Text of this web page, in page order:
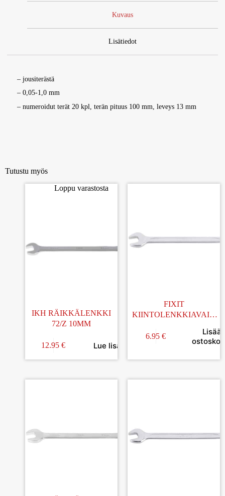
Kuvaus
Lisätiedot
– jousiterästä
– 0,05-1,0 mm
– numeroidut terät 20 kpl, terän pituus 100 mm, leveys 13 mm
Tutustu myös
Loppu varastosta
IKH RÄIKKÄLENKKI
72/Z 10MM
12.95 € Lue lisää
FIXIT
KIINTOLENKKIAVAIN
6.95 €
Lisää